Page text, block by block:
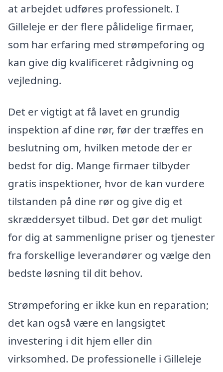
at arbejdet udføres professionelt. I
Gilleleje er der flere pålidelige firmaer,
som har erfaring med strømpeforing og
kan give dig kvalificeret rådgivning og
vejledning.
Det er vigtigt at få lavet en grundig
inspektion af dine rør, før der træffes en
beslutning om, hvilken metode der er
bedst for dig. Mange firmaer tilbyder
gratis inspektioner, hvor de kan vurdere
tilstanden på dine rør og give dig et
skræddersyet tilbud. Det gør det muligt
for dig at sammenligne priser og tjenester
fra forskellige leverandører og vælge den
bedste løsning til dit behov.
Strømpeforing er ikke kun en reparation;
det kan også være en langsigtet
investering i dit hjem eller din
virksomhed. De professionelle i Gilleleje